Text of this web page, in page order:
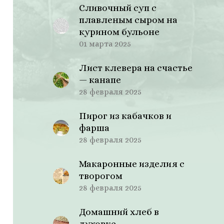
Сливочный суп с
плавленым сыром на
курином бульоне
01 марта 2025
Лист клевера на счастье
— канапе
28 февраля 2025
Пирог из кабачков и
фарша
28 февраля 2025
Макаронные изделия с
творогом
28 февраля 2025
Домашний хлеб в